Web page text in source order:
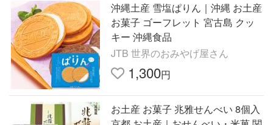
沖縄土産 雪塩ぱりん｜沖縄 お土産
お菓子 ゴーフレット 宮古島 クッ
キー 沖縄食品
JTB 世界のおみやげ屋さん
1,300円
お土産 お菓子 兆雅せんべい 8個入